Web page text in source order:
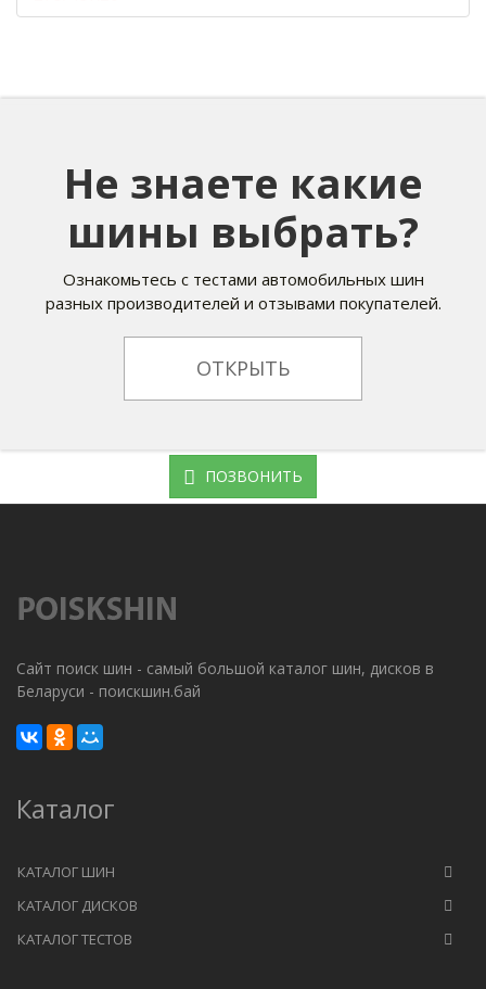
Не знаете какие
шины выбрать?
Ознакомьтесь с тестами автомобильных шин
разных производителей и отзывами покупателей.
ОТКРЫТЬ
ПОЗВОНИТЬ
Сайт поиск шин - самый большой каталог шин, дисков в
Беларуси - поискшин.бай
Каталог
КАТАЛОГ ШИН
КАТАЛОГ ДИСКОВ
КАТАЛОГ ТЕСТОВ